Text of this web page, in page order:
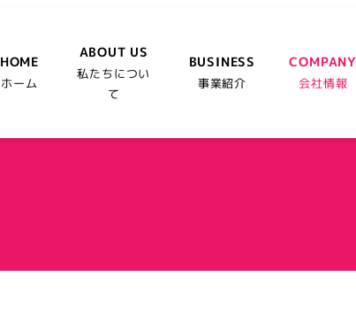
HOME
ホーム
ABOUT US
私たちについ
て
BUSINESS
事業紹介
COMPANY
会社情報